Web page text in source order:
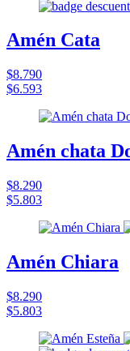
Amén Cata
$8.790
$6.593
Amén chata
$8.290
$5.803
Amén Chiara
$8.290
$5.803